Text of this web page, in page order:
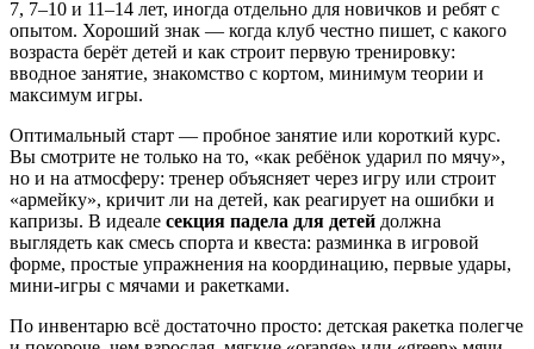
7, 7–10 и 11–14 лет, иногда отдельно для новичков и ребят с
опытом. Хороший знак — когда клуб честно пишет, с какого
возраста берёт детей и как строит первую тренировку:
вводное занятие, знакомство с кортом, минимум теории и
максимум игры.
Оптимальный старт — пробное занятие или короткий курс.
Вы смотрите не только на то, «как ребёнок ударил по мячу»,
но и на атмосферу: тренер объясняет через игру или строит
«армейку», кричит ли на детей, как реагирует на ошибки и
капризы. В идеале секция падела для детей должна
выглядеть как смесь спорта и квеста: разминка в игровой
форме, простые упражнения на координацию, первые удары,
мини‑игры с мячами и ракетками.
По инвентарю всё достаточно просто: детская ракетка полегче